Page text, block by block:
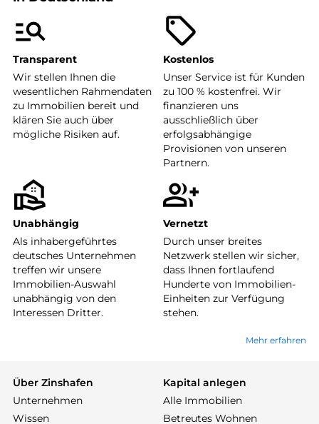
Transparent
Wir stellen Ihnen die
wesentlichen Rahmendaten
zu Immobilien bereit und
klären Sie auch über
mögliche Risiken auf.
Kostenlos
Unser Service ist für Kunden
zu 100 % kostenfrei. Wir
finanzieren uns
ausschließlich über
erfolgsabhängige
Provisionen von unseren
Partnern.
Unabhängig
Als inhabergeführtes
deutsches Unternehmen
treffen wir unsere
Immobilien-Auswahl
unabhängig von den
Interessen Dritter.
Vernetzt
Durch unser breites
Netzwerk stellen wir sicher,
dass Ihnen fortlaufend
Hunderte von Immobilien-
Einheiten zur Verfügung
stehen.
Mehr erfahren
Über Zinshafen
Unternehmen
Wissen
Kapital anlegen
Alle Immobilien
Betreutes Wohnen